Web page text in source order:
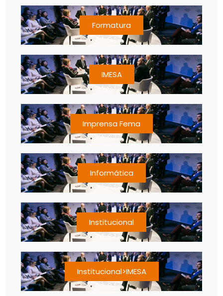
Formatura
IMESA
Imprensa Fema
Informática
Institucional
Institucional>IMESA